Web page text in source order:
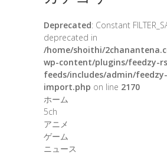
Deprecated: Constant
deprecated in
/home/shoithi/
wp-content/plugins/feedzy-
feeds/includes/admin/
import.php on line 2170
ホーム
5ch
アニメ
ゲーム
ニュース